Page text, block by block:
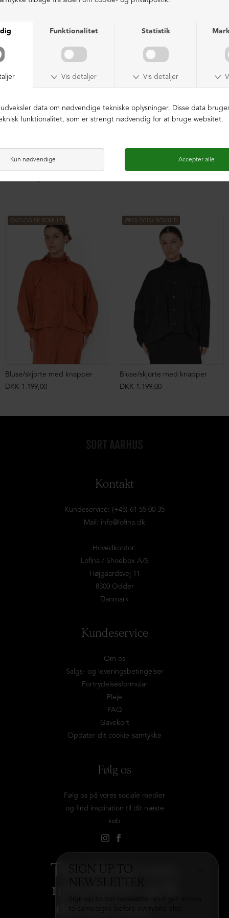
SIGN UP TO
DKK 1.599,00
Oversize bluse med plisse
DKK 1.599,00
ØKOLOGISK BOMULD
Bluse/skjorte med knapper
DKK 1.199,00
ØKOLOGISK BOMULD
Bluse/skjorte med knapper
DKK 1.199,00
Kontakt
Kundeservice: (+45) 61 55 00 35
Mail: info@lofina.dk
Hovedkontor:
Lofina / Shoebox A/S
Højgaardsvej 11
8300 Odder
Danmark
Kundeservice
Om os
Salgs- og leveringsbetingelser
Fortrydelsesformular
Pleje
FAQ
Gavekort
Opdater dit cookie-samtykke
Følg os
Følg os på vores sociale medier
og find inspiration til dit næste
køb
Tilmeld dig vores
nyhedsbrev og få